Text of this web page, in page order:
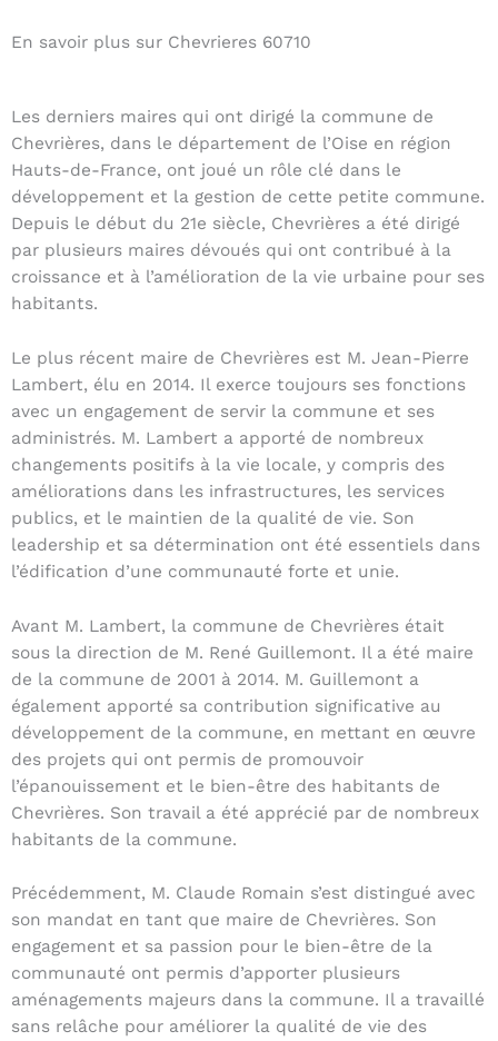
En savoir plus sur Chevrieres 60710
Les derniers maires qui ont dirigé la commune de
Chevrières, dans le département de l’Oise en région
Hauts-de-France, ont joué un rôle clé dans le
développement et la gestion de cette petite commune.
Depuis le début du 21e siècle, Chevrières a été dirigé
par plusieurs maires dévoués qui ont contribué à la
croissance et à l’amélioration de la vie urbaine pour ses
habitants.
Le plus récent maire de Chevrières est M. Jean-Pierre
Lambert, élu en 2014. Il exerce toujours ses fonctions
avec un engagement de servir la commune et ses
administrés. M. Lambert a apporté de nombreux
changements positifs à la vie locale, y compris des
améliorations dans les infrastructures, les services
publics, et le maintien de la qualité de vie. Son
leadership et sa détermination ont été essentiels dans
l’édification d’une communauté forte et unie.
Avant M. Lambert, la commune de Chevrières était
sous la direction de M. René Guillemont. Il a été maire
de la commune de 2001 à 2014. M. Guillemont a
également apporté sa contribution significative au
développement de la commune, en mettant en œuvre
des projets qui ont permis de promouvoir
l’épanouissement et le bien-être des habitants de
Chevrières. Son travail a été apprécié par de nombreux
habitants de la commune.
Précédemment, M. Claude Romain s’est distingué avec
son mandat en tant que maire de Chevrières. Son
engagement et sa passion pour le bien-être de la
communauté ont permis d’apporter plusieurs
aménagements majeurs dans la commune. Il a travaillé
sans relâche pour améliorer la qualité de vie des